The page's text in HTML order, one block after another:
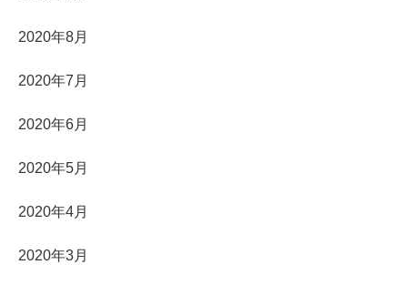
2020年8月
2020年7月
2020年6月
2020年5月
2020年4月
2020年3月